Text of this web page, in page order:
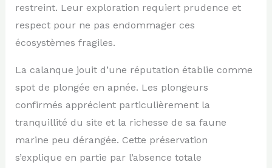
restreint. Leur exploration requiert prudence et
respect pour ne pas endommager ces
écosystèmes fragiles.
La calanque jouit d’une réputation établie comme
spot de plongée en apnée. Les plongeurs
confirmés apprécient particulièrement la
tranquillité du site et la richesse de sa faune
marine peu dérangée. Cette préservation
s’explique en partie par l’absence totale